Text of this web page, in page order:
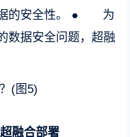
据的安全性。 ● 为
数据安全问题，超融
融合部署